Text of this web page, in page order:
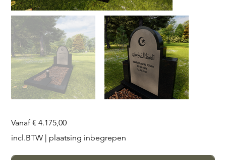
Vanaf Prijs
€ 4.175,00
incl.BTW
plaatsing inbegrepen